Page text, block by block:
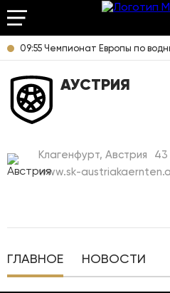
АУСТРИЯ
Клагенфурт, Австрия
43
www.sk-
ГЛАВНОЕ НОВОСТИ